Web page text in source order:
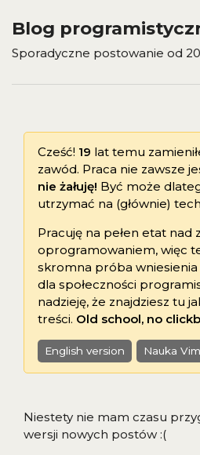
Blog
Sporadyczne postowanie od
Cześć! 19 lat temu
zawód. Praca nie zawsze
nie żałuję! Być może
utrzymać na (głównie)
Pracuję na pełen etat nad
oprogramowaniem, więc
skromna próba wniesienia
dla społeczności
nadzieję, że znajdziesz tu
treści. Old school, no
English version Nauka
Niestety nie mam czasu
wersji nowych postów :(